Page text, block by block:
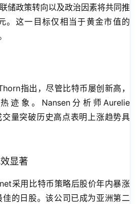
储政策转向以及政治因素将共同推
。这一目标仅相当于黄金市值的
指出，尽管比特币屡创新高，
迹象。Nansen分析师Aurelie
量突破历史高点表明上涨趋势具
显著
采用比特币策略后股价年内暴涨
的日股。该公司已成为亚洲第二